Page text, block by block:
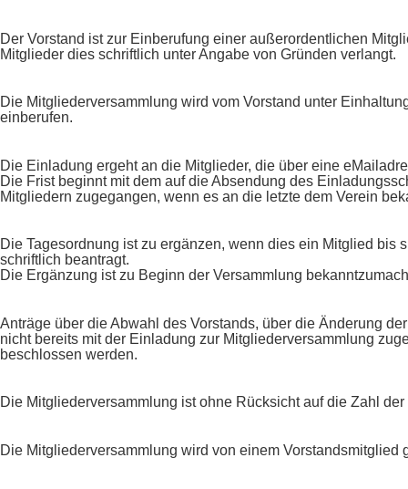
Der Vorstand ist zur Einberufung einer außerordentlichen
Mitglieder dies schriftlich unter Angabe von Gründen verlangt.
Die Mitgliederversammlung wird vom Vorstand unter
einberufen.
Die Einladung ergeht an die Mitglieder, die über eine
Die Frist beginnt mit dem auf die Absendung des
Mitgliedern zugegangen, wenn es an die letzte dem Verein
Die Tagesordnung ist zu ergänzen, wenn dies ein Mitglied bis
schriftlich beantragt.
Die Ergänzung ist zu Beginn der Versammlung
Anträge über die Abwahl des Vorstands, über die Änderung
nicht bereits mit der Einladung zur Mitgliederversammlung
beschlossen werden.
Die Mitgliederversammlung ist ohne Rücksicht auf die Zahl
Die Mitgliederversammlung wird von einem Vorstandsmitglied